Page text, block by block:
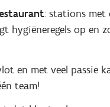
: stations met
hygiëneregels op
en met veel passie
team!